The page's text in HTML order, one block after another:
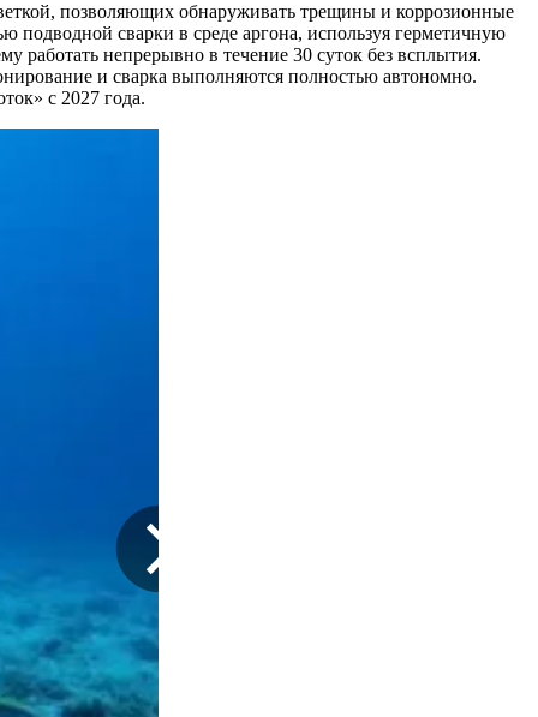
позволяющих обнаруживать трещины и коррозионные
подводной сварки в среде аргона, используя герметичную
работать непрерывно в течение 30 суток без всплытия.
и сварка выполняются полностью автономно.
с 2027 года.